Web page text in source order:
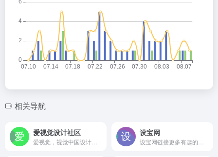
相关导航
爱视觉设计社区 设宝网